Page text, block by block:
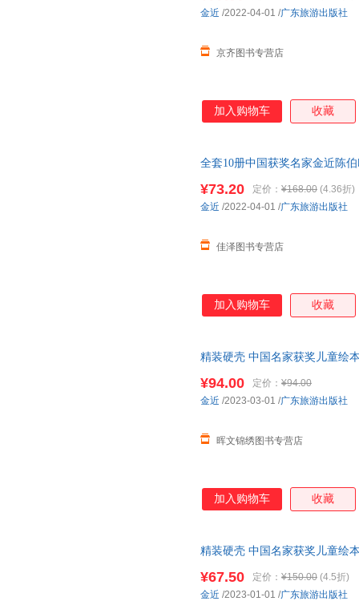
京齐图书专营店
金近 /2022-04-01 /广东旅游出版社
加入购物车 收藏
全套10册中国获奖名家金近陈
世界经典文学少儿名著童话故
¥73.20 定价： ¥168.00 (4.36折)
佳泽图书专营店
金近 /2022-04-01 /广东旅游出版社
加入购物车 收藏
精装硬壳 中国名家获奖儿童绘
¥94.00 定价： ¥94.00
晖文锦绣图书专营店
金近 /2023-03-01 /广东旅游出版社
加入购物车 收藏
精装硬壳 中国名家获奖儿童绘
级孩子自主阅读
¥67.50 定价： ¥150.00 (4.5折)
金近 /2023-01-01 /广东旅游出版社